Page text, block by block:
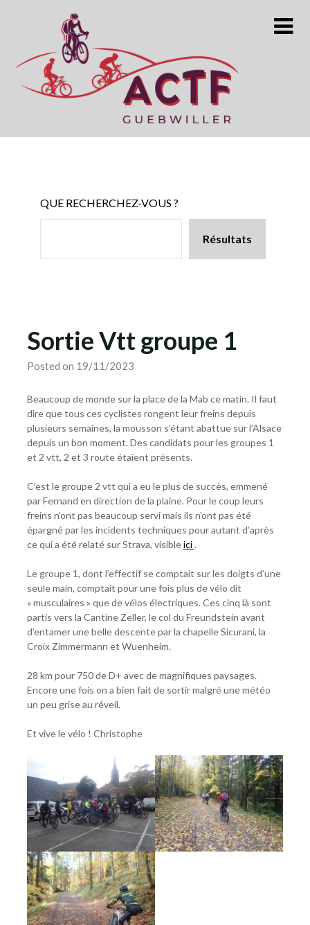
QUE RECHERCHEZ-VOUS ?
Résultats
Sortie Vtt groupe 1
Posted on 19/11/2023
Beaucoup de monde sur la place de la Mab ce matin. Il faut
dire que tous ces cyclistes rongent leur freins depuis
plusieurs semaines, la mousson s’étant abattue sur l’Alsace
depuis un bon moment. Des candidats pour les groupes 1
et 2 vtt, 2 et 3 route étaient présents.
C’est le groupe 2 vtt qui a eu le plus de succès, emmené
par Fernand en direction de la plaine. Pour le coup leurs
freins n’ont pas beaucoup servi mais ils n’ont pas été
épargné par les incidents techniques pour autant d’après
ce qui a été relaté sur Strava, visibleici.
Le groupe 1, dont l’effectif se comptait sur les doigts d’une
seule main, comptait pour une fois plus de vélo dit
« musculaires » que de vélos électriques. Ces cinq là sont
partis vers la Cantine Zeller, le col du Freundstein avant
d’entamer une belle descente par la chapelle Sicurani, la
Croix Zimmermann et Wuenheim.
28 km pour 750 de D+ avec de magnifiques paysages.
Encore une fois on a bien fait de sortir malgré une météo
un peu grise au réveil.
Et vive le vélo ! Christophe